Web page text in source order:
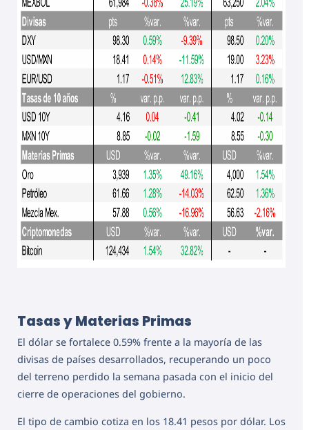
Tasas y Materias Primas
El dólar se fortalece 0.59% frente a la mayoría de las
divisas de países desarrollados, recuperando un poco
del terreno perdido la semana pasada con el inicio del
cierre de operaciones del gobierno.
El tipo de cambio cotiza en los 18.41 pesos por dólar. Los